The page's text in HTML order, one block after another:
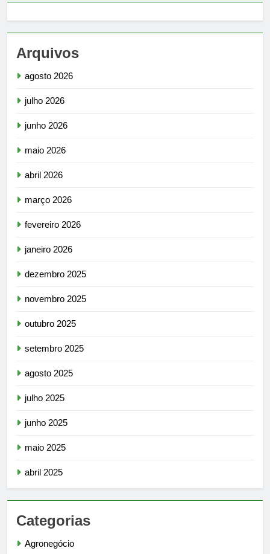
Arquivos
agosto 2026
julho 2026
junho 2026
maio 2026
abril 2026
março 2026
fevereiro 2026
janeiro 2026
dezembro 2025
novembro 2025
outubro 2025
setembro 2025
agosto 2025
julho 2025
junho 2025
maio 2025
abril 2025
Categorias
Agronegócio